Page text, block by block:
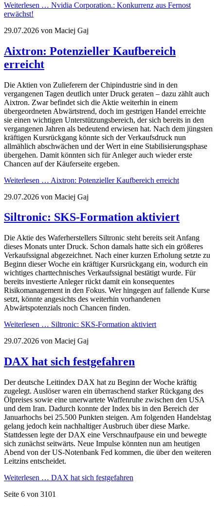
Weiterlesen … Nvidia Corporation.: Konkurrenz aus Fernost
erwächst!
29.07.2026 von Maciej Gaj
Aixtron: Potenzieller Kaufbereich
erreicht
Die Aktien von Zulieferern der Chipindustrie sind in den
vergangenen Tagen deutlich unter Druck geraten – dazu zählt auch
Aixtron. Zwar befindet sich die Aktie weiterhin in einem
übergeordneten Abwärtstrend, doch im gestrigen Handel erreichte
sie einen wichtigen Unterstützungsbereich, der sich bereits in den
vergangenen Jahren als bedeutend erwiesen hat. Nach dem jüngsten
kräftigen Kursrückgang könnte sich der Verkaufsdruck nun
allmählich abschwächen und der Wert in eine Stabilisierungsphase
übergehen. Damit könnten sich für Anleger auch wieder erste
Chancen auf der Käuferseite ergeben.
Weiterlesen … Aixtron: Potenzieller Kaufbereich erreicht
29.07.2026 von Maciej Gaj
Siltronic: SKS-Formation aktiviert
Die Aktie des Waferherstellers Siltronic steht bereits seit Anfang
dieses Monats unter Druck. Schon damals hatte sich ein größeres
Verkaufssignal abgezeichnet. Nach einer kurzen Erholung setzte zu
Beginn dieser Woche ein kräftiger Kursrückgang ein, wodurch ein
wichtiges charttechnisches Verkaufssignal bestätigt wurde. Für
bereits investierte Anleger rückt damit ein konsequentes
Risikomanagement in den Fokus. Wer hingegen auf fallende Kurse
setzt, könnte angesichts des weiterhin vorhandenen
Abwärtspotenzials noch Chancen finden.
Weiterlesen … Siltronic: SKS-Formation aktiviert
29.07.2026 von Maciej Gaj
DAX hat sich festgefahren
Der deutsche Leitindex DAX hat zu Beginn der Woche kräftig
zugelegt. Auslöser waren ein überraschend starker Rückgang des
Ölpreises sowie eine unerwartete Waffenruhe zwischen den USA
und dem Iran. Dadurch konnte der Index bis in den Bereich der
Januarhochs bei 25.500 Punkten steigen. Am folgenden Handelstag
gelang jedoch kein nachhaltiger Ausbruch über diese Marke.
Stattdessen legte der DAX eine Verschnaufpause ein und bewegte
sich zunächst seitwärts. Neue Impulse könnten nun am heutigen
Abend von der US-Notenbank Fed kommen, die über den weiteren
Leitzins entscheidet.
Weiterlesen … DAX hat sich festgefahren
Seite 6 von 3101